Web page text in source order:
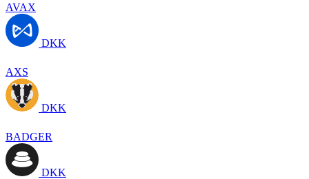
AVAX
DKK
AXS
DKK
BADGER
DKK